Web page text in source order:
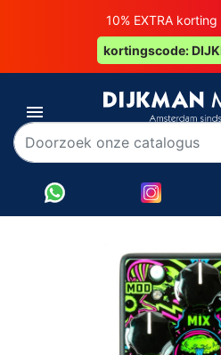
10% EXTRA
kortingscode: